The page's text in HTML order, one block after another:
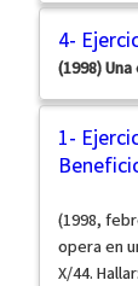
4-
(1998)
1-
(1998,
opera en
X/44. Hallar: